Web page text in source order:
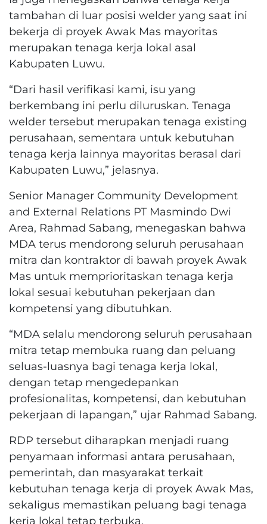
tambahan di luar posisi welder yang saat ini
bekerja di proyek Awak Mas mayoritas
merupakan tenaga kerja lokal asal
Kabupaten Luwu.
“Dari hasil verifikasi kami, isu yang
berkembang ini perlu diluruskan. Tenaga
welder tersebut merupakan tenaga existing
perusahaan, sementara untuk kebutuhan
tenaga kerja lainnya mayoritas berasal dari
Kabupaten Luwu,” jelasnya.
Senior Manager Community Development
and External Relations PT Masmindo Dwi
Area, Rahmad Sabang, menegaskan bahwa
MDA terus mendorong seluruh perusahaan
mitra dan kontraktor di bawah proyek Awak
Mas untuk memprioritaskan tenaga kerja
lokal sesuai kebutuhan pekerjaan dan
kompetensi yang dibutuhkan.
“MDA selalu mendorong seluruh perusahaan
mitra tetap membuka ruang dan peluang
seluas-luasnya bagi tenaga kerja lokal,
dengan tetap mengedepankan
profesionalitas, kompetensi, dan kebutuhan
pekerjaan di lapangan,” ujar Rahmad Sabang.
RDP tersebut diharapkan menjadi ruang
penyamaan informasi antara perusahaan,
pemerintah, dan masyarakat terkait
kebutuhan tenaga kerja di proyek Awak Mas,
sekaligus memastikan peluang bagi tenaga
kerja lokal tetap terbuka.